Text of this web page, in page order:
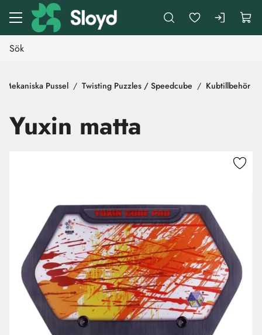
Gå till huvudinnehåll
Mekaniska Pussel Twisting Puzzles / Speedcube Kubtillbehör
Yuxin matta